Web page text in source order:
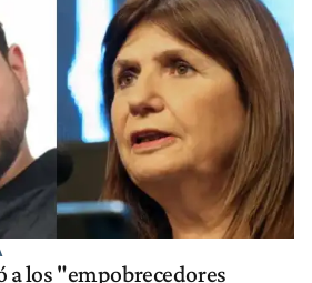
a los "empobrecedores